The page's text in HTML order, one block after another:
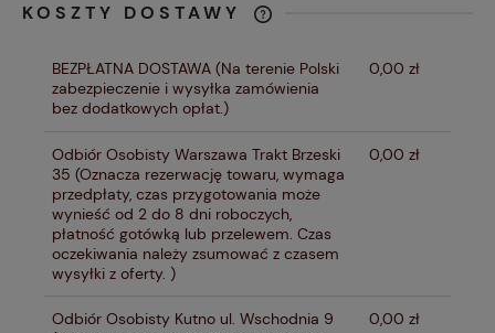
KOSZTY DOSTAWY
KOSZTÓW PŁATNOŚCI
BEZPŁATNA DOSTAWA (Na terenie Polski
zabezpieczenie i wysyłka zamówienia
bez dodatkowych opłat.)
0,00 zł
Odbiór Osobisty Warszawa Trakt Brzeski
35 (Oznacza rezerwację towaru, wymaga
przedpłaty, czas przygotowania może
wynieść od 2 do 8 dni roboczych,
płatność gotówką lub przelewem. Czas
oczekiwania należy zsumować z czasem
wysyłki z oferty. )
0,00 zł
Odbiór Osobisty Kutno ul. Wschodnia 9
0,00 zł